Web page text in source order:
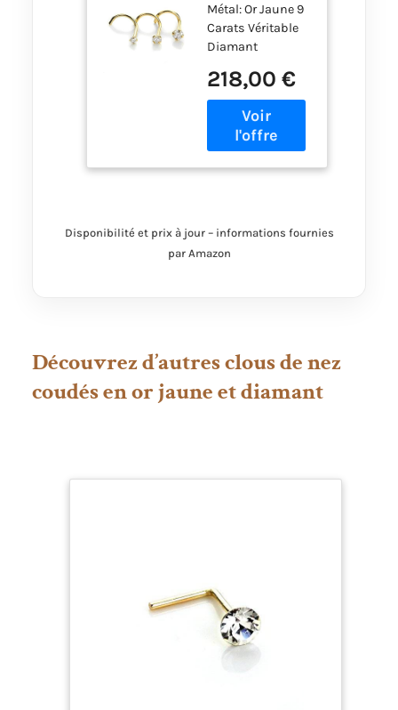
Jaune 9
Carats et
Diamant -
2,5mm
Métal: Or Jaune 9
Carats Véritable
Diamant
tige: 0,8mm (20G)
Longueur totale:
218,00 €
Disponibilité et prix à jour – informations fournies
par Amazon
Découvrez d’autres clous de nez
coudés en or jaune et diamant